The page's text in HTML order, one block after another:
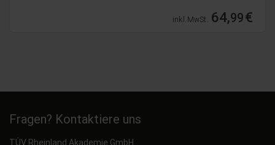
inkl. MwSt. 39,99€
Fragen? Kontaktiere uns
TÜV Rheinland Akademie GmbH